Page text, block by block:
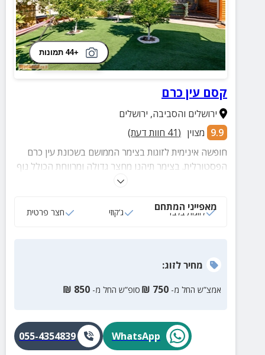
+44 תמונות
קסם עין כרם
ירושלים והסביבה, ירושלים
9.9 מצוין (
41 חוות דעת)
חופשה אינימית לזוגות בצימר הממושם בשכונת עין כרם
הפסטורלית. בצימר תיהנו מחצר גדולה ומרווחת הכולל נוף
מרהיב, פינת ישיבה מוצלת וערסלים.
מאפייני המתחם
לזוגות בלבד ג‘קוזי חצר פרטית
מחירלזוג:
אמצ”ש החל מ- 750
₪ סופ”ש החל מ- 850
₪
WhatsApp
055-4354839